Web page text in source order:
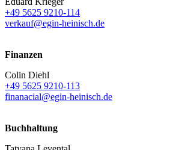
+49 5625 9210-114
verkauf@egin-heinisch.de
Finanzen
Colin Diehl
+49 5625 9210-113
finanacial@egin-heinisch.de
Buchhaltung